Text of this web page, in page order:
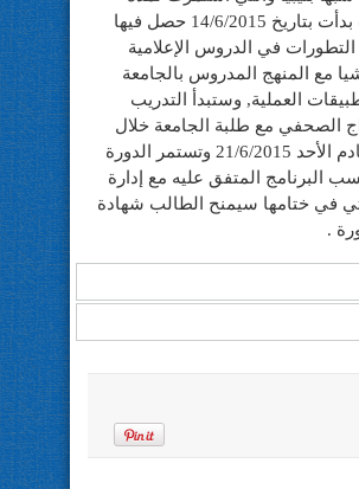
أسبوع حيث بدأت بتاريخ 14/6/2015 حصل فيها
التطورات في الدروس الإعلامية
مع المنهج المدروس بالجامعة
العملية, وستبدأ التدريب
الصحفي مع طلبة الجامعة خلال
الاسبوع القادم الأحد 21/6/2015 وتستمر الدورة
البرنامج المتفق عليه مع إدارة
في ختامها سيمنح الطالب شهادة
.